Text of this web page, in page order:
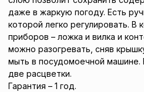
даже в жаркую погоду. Есть
которой легко регулировать. В
приборов – ложка и вилка и
можно разогревать, сняв
мыть в посудомоечной машине.
две расцветки.
Гарантия – 1 год.